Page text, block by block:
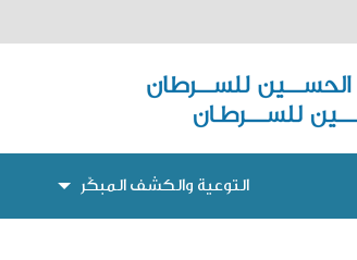
التوعية والكشف المبكّر